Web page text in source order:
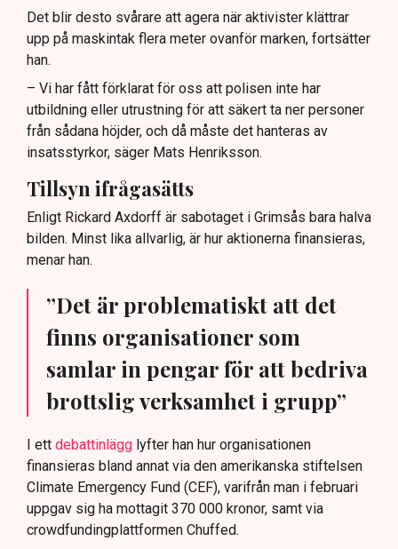
Det blir desto svårare att agera när aktivister klättrar
upp på maskintak flera meter ovanför marken, fortsätter
han.
– Vi har fått förklarat för oss att polisen inte har
utbildning eller utrustning för att säkert ta ner personer
från sådana höjder, och då måste det hanteras av
insatsstyrkor, säger Mats Henriksson.
Tillsyn ifrågasätts
Enligt Rickard Axdorff är sabotaget i Grimsås bara halva
bilden. Minst lika allvarlig, är hur aktionerna finansieras,
menar han.
”Det är problematiskt att det
finns organisationer som
samlar in pengar för att bedriva
brottslig verksamhet i grupp”
I ett debattinlägg lyfter han hur organisationen
finansieras bland annat via den amerikanska stiftelsen
Climate Emergency Fund (CEF), varifrån man i februari
uppgav sig ha mottagit 370 000 kronor, samt via
crowdfundingplattformen Chuffed.